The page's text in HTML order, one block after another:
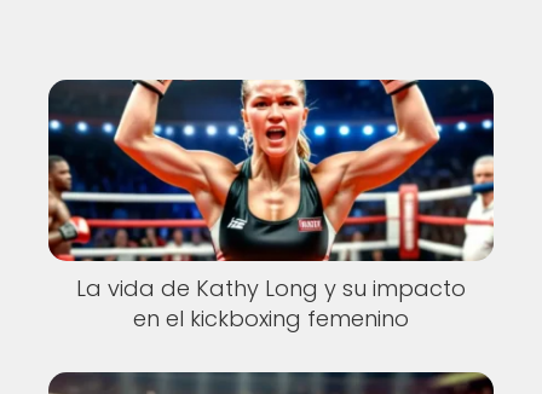
La vida de Kathy Long y su impacto
en el kickboxing femenino